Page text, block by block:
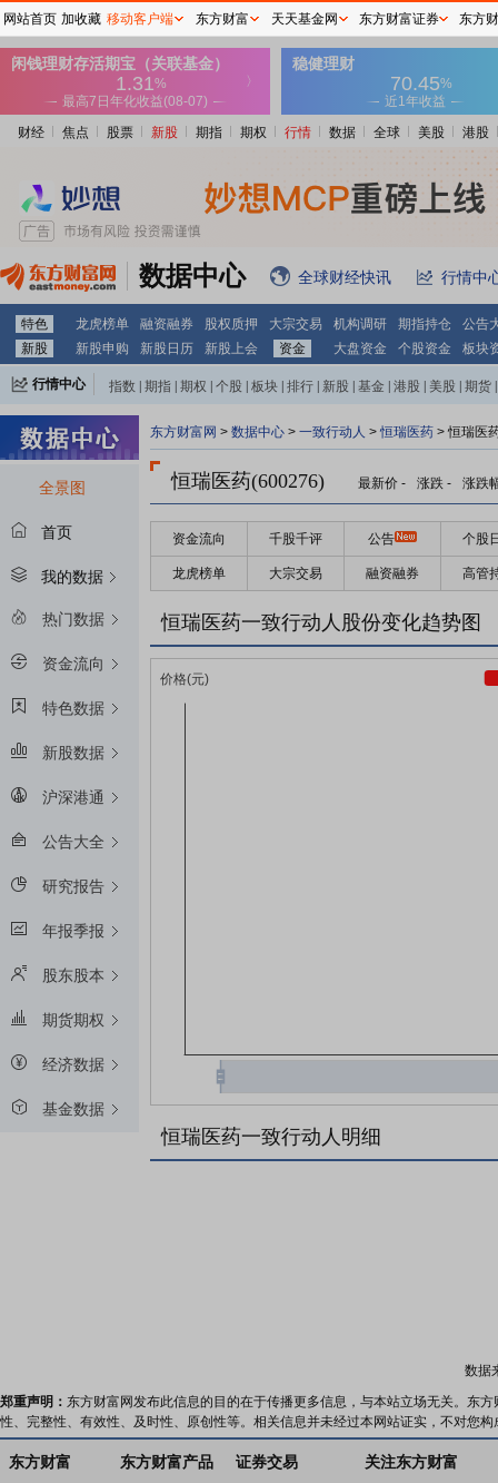
财经 焦点 股票 新股 期指 期权 行情 数据 全球 美股 港股
数据中心 全球财经快讯 行情中
特色 龙虎榜单 融资融券 股权质押 大宗交易 机构调研 期指持仓
公告
新股
新股申购 新股日历 新股上会 资金 大盘资金 个股资金 板块
行情中心 指数 期指 期权 个股 板块 排行 新股 基金 港股 美股 期货
全景图
首页
我的数据
热门数据
资金流向
特色数据
新股数据
沪深港通
公告大全
研究报告
年报季报
股东股本
期货期权
经济数据
基金数据
东方财富网 > 数据中心 > 一致行动人 >恒瑞医药 > 恒瑞医
恒瑞医药(600276) 最新价 - 涨跌 - 涨跌
资金流向 千股千评 公告 个股
龙虎榜单 大宗交易 融资融券 高管
恒瑞医药一致行动人股份变化趋势图
恒瑞医药一致行动人明细
数据
郑重声明： 东方财富网发布此信息的目的在于传播更多信息，与本站立场无关。东
性、完整性、有效性、及时性、原创性等。相关信息并未经过本网站证实，不对您
东方财富 东方财富产品 证券交易 关注东方财富
网站首页 加收藏 移动客户端 东方财富 天天基金网 东方财富证券 东方